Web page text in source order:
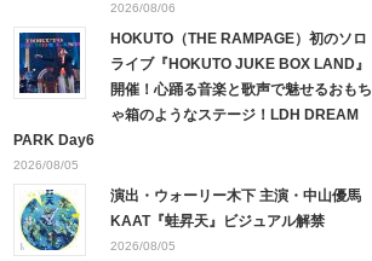
2026/08/06
HOKUTO（THE RAMPAGE）初のソロ
ライブ『HOKUTO JUKE BOX LAND』
開催！心踊る音楽と歌声で魅せるおもち
ゃ箱のようなステージ！LDH DREAM
PARK Day6
2026/08/05
演出・ウォーリー木下 主演・中山優馬
KAAT『蛙昇天』ビジュアル解禁
2026/08/05